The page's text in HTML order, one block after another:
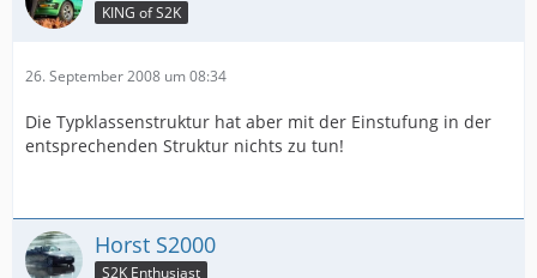
KING of S2K
26. September 2008 um 08:34
Die Typklassenstruktur hat aber mit der Einstufung in der
entsprechenden Struktur nichts zu tun!
Horst S2000
S2K Enthusiast